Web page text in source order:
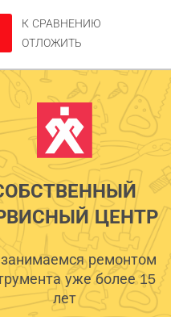
К СРАВНЕНИЮ
ОТЛОЖИТЬ
ЦЕНТР
ремонтом
уже более 15
лет